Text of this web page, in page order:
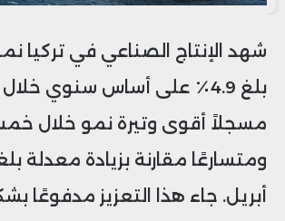
شهد الإنتاج الصناعي في تركيا
مسجلاً أقوى وتيرة نمو خلال
أبريل. جاء هذا التعزيز مدفوعًا